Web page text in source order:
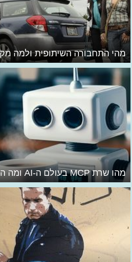
מהי התחבורה השיתופית ולמה
מהו שרת MCP בעולם ה-AI ומה הוא משפר?